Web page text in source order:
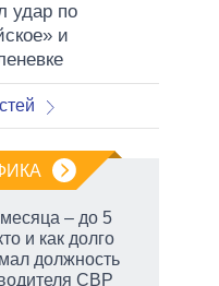
удар по
и
– до 5
и как долго
должность
СВР